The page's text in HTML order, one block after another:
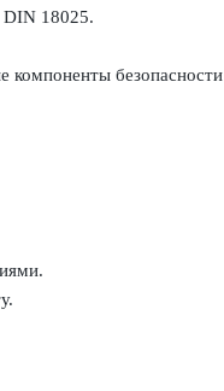
DIN 18025.
безопасности